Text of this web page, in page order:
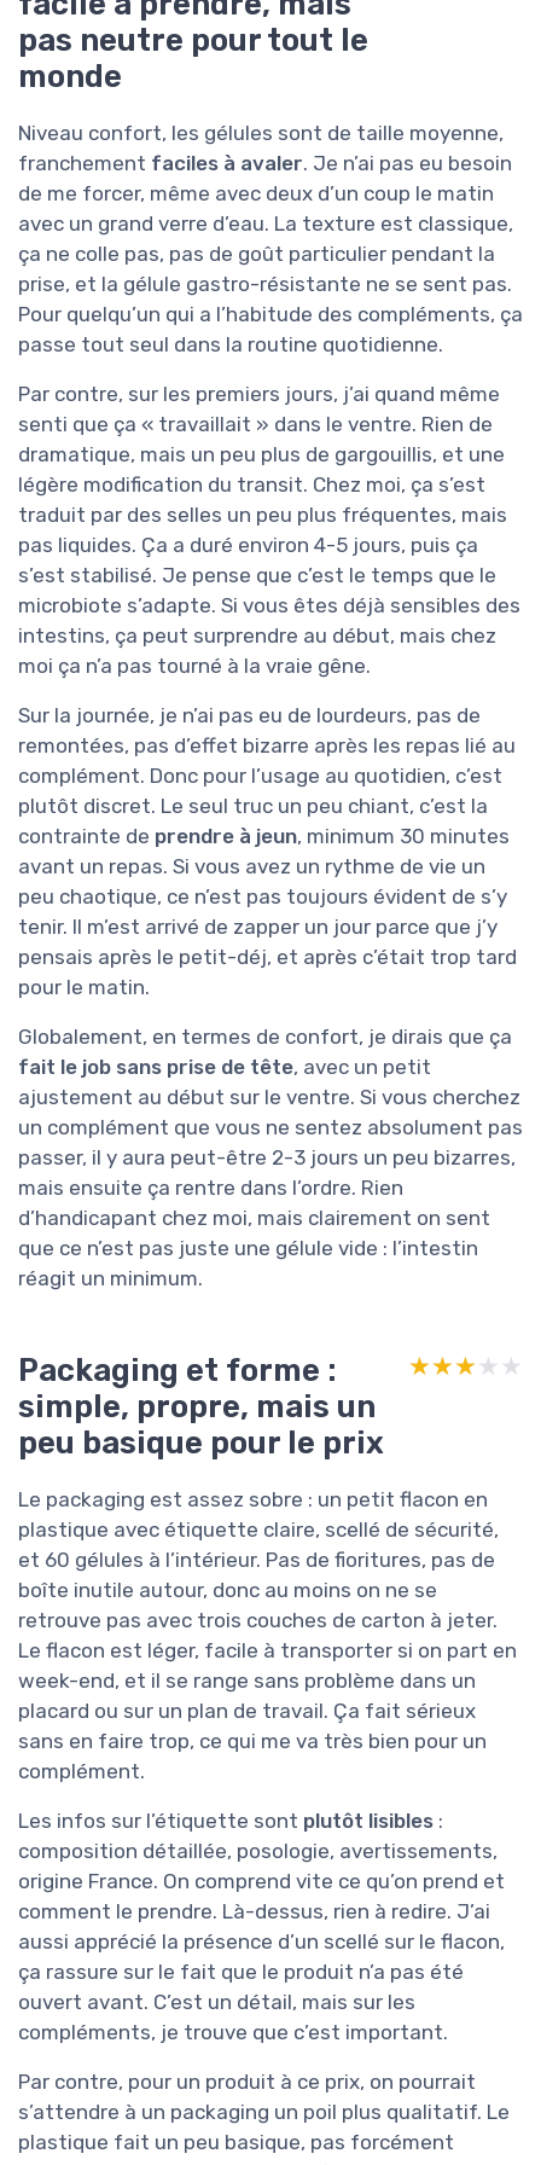
pas neutre pour tout le
monde
Niveau confort, les gélules sont de taille moyenne,
franchement faciles à avaler. Je n’ai pas eu besoin
de me forcer, même avec deux d’un coup le matin
avec un grand verre d’eau. La texture est classique,
ça ne colle pas, pas de goût particulier pendant la
prise, et la gélule gastro-résistante ne se sent pas.
Pour quelqu’un qui a l’habitude des compléments, ça
passe tout seul dans la routine quotidienne.
Par contre, sur les premiers jours, j’ai quand même
senti que ça « travaillait » dans le ventre. Rien de
dramatique, mais un peu plus de gargouillis, et une
légère modification du transit. Chez moi, ça s’est
traduit par des selles un peu plus fréquentes, mais
pas liquides. Ça a duré environ 4-5 jours, puis ça
s’est stabilisé. Je pense que c’est le temps que le
microbiote s’adapte. Si vous êtes déjà sensibles des
intestins, ça peut surprendre au début, mais chez
moi ça n’a pas tourné à la vraie gêne.
Sur la journée, je n’ai pas eu de lourdeurs, pas de
remontées, pas d’effet bizarre après les repas lié au
complément. Donc pour l’usage au quotidien, c’est
plutôt discret. Le seul truc un peu chiant, c’est la
contrainte de prendre à jeun, minimum 30 minutes
avant un repas. Si vous avez un rythme de vie un
peu chaotique, ce n’est pas toujours évident de s’y
tenir. Il m’est arrivé de zapper un jour parce que j’y
pensais après le petit-déj, et après c’était trop tard
pour le matin.
Globalement, en termes de confort, je dirais que ça
fait le job sans prise de tête, avec un petit
ajustement au début sur le ventre. Si vous cherchez
un complément que vous ne sentez absolument pas
passer, il y aura peut-être 2-3 jours un peu bizarres,
mais ensuite ça rentre dans l’ordre. Rien
d’handicapant chez moi, mais clairement on sent
que ce n’est pas juste une gélule vide : l’intestin
réagit un minimum.
Packaging et forme :
simple, propre, mais un
peu basique pour le prix
★★★★★
★★★★★
Le packaging est assez sobre : un petit flacon en
plastique avec étiquette claire, scellé de sécurité,
et 60 gélules à l’intérieur. Pas de fioritures, pas de
boîte inutile autour, donc au moins on ne se
retrouve pas avec trois couches de carton à jeter.
Le flacon est léger, facile à transporter si on part en
week-end, et il se range sans problème dans un
placard ou sur un plan de travail. Ça fait sérieux
sans en faire trop, ce qui me va très bien pour un
complément.
Les infos sur l’étiquette sont plutôt lisibles :
composition détaillée, posologie, avertissements,
origine France. On comprend vite ce qu’on prend et
comment le prendre. Là-dessus, rien à redire. J’ai
aussi apprécié la présence d’un scellé sur le flacon,
ça rassure sur le fait que le produit n’a pas été
ouvert avant. C’est un détail, mais sur les
compléments, je trouve que c’est important.
Par contre, pour un produit à ce prix, on pourrait
s’attendre à un packaging un poil plus qualitatif. Le
plastique fait un peu basique, pas forcément